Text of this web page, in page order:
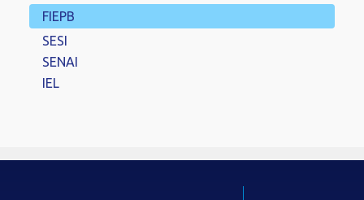
FIEPB
SESI
SENAI
IEL